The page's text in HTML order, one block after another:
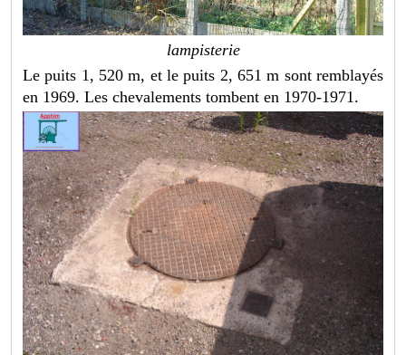
lampisterie
Le puits 1, 520 m, et le puits 2, 651 m sont remblayés
en 1969. Les chevalements tombent en 1970-1971.